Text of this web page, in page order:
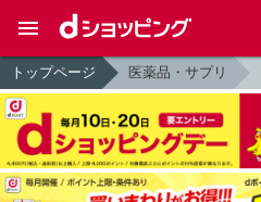
トップページ 医薬品・サプリ